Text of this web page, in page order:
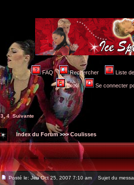
FAQ Rechercher Liste
Profil Se connecter
3,4 Suivante
Index du Forum>>>Coulisses
Posté le: Jeu Oct 25, 2007 7:10 am Sujet du